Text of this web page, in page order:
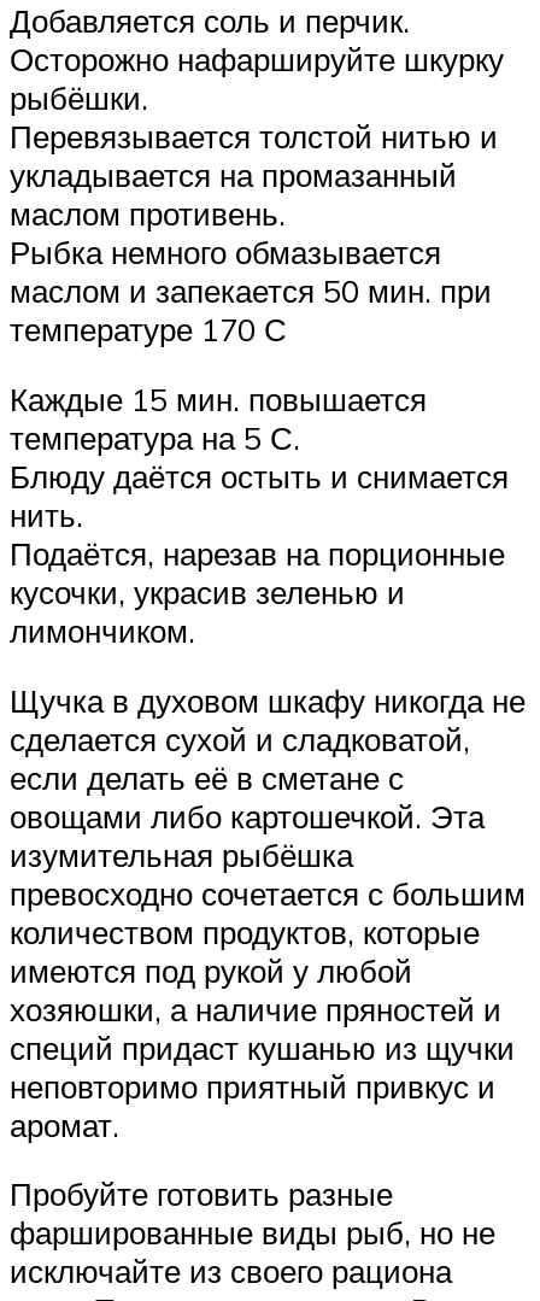
Добавляется соль и перчик.
Осторожно нафаршируйте шкурку
рыбёшки.
Перевязывается толстой нитью и
укладывается на промазанный
маслом противень.
Рыбка немного обмазывается
маслом и запекается 50 мин. при
температуре 170 С
Каждые 15 мин. повышается
температура на 5 С.
Блюду даётся остыть и снимается
нить.
Подаётся, нарезав на порционные
кусочки, украсив зеленью и
лимончиком.
Щучка в духовом шкафу никогда не
сделается сухой и сладковатой,
если делать её в сметане с
овощами либо картошечкой. Эта
изумительная рыбёшка
превосходно сочетается с большим
количеством продуктов, которые
имеются под рукой у любой
хозяюшки, а наличие пряностей и
специй придаст кушанью из щучки
неповторимо приятный привкус и
аромат.
Пробуйте готовить разные
фаршированные виды рыб, но не
исключайте из своего рациона